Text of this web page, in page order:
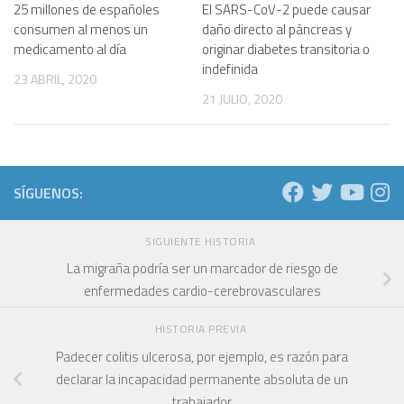
25 millones de españoles
consumen al menos un
medicamento al día
23 ABRIL, 2020
El SARS-CoV-2 puede causar
daño directo al páncreas y
originar diabetes transitoria o
indefinida
21 JULIO, 2020
SÍGUENOS:
SIGUIENTE HISTORIA
La migraña podría ser un marcador de riesgo de
enfermedades cardio-cerebrovasculares
HISTORIA PREVIA
Padecer colitis ulcerosa, por ejemplo, es razón para
declarar la incapacidad permanente absoluta de un